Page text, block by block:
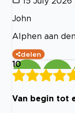
John
Alphen aan
delen
10
Van begin tot